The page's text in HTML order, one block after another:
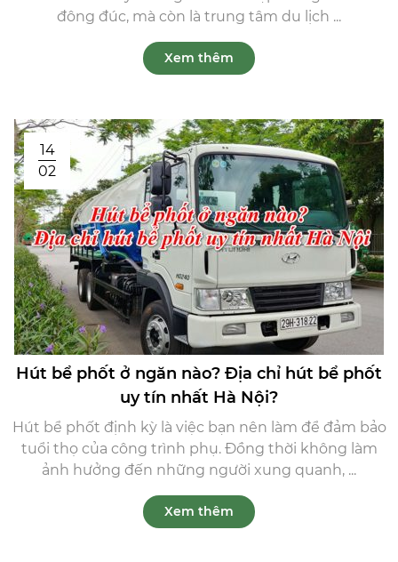
đông đúc, mà còn là trung tâm du lịch ...
Xem thêm
14
02
Hút bể phốt ở ngăn nào? Địa chỉ hút bể phốt
uy tín nhất Hà Nội?
Hút bể phốt định kỳ là việc bạn nên làm để đảm bảo
tuổi thọ của công trình phụ. Đồng thời không làm
ảnh hưởng đến những người xung quanh, ...
Xem thêm